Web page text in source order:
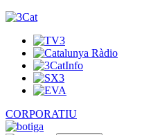
CORPORATIU